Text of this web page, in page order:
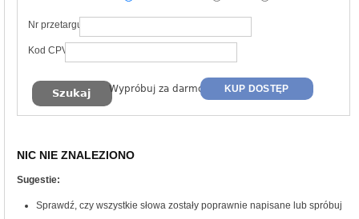
Nr przetargu
Kod CPV
Wypróbuj za darmo KUP DOSTĘP
NIC NIE ZNALEZIONO
Sugestie:
Sprawdź, czy wszystkie słowa zostały poprawnie napisane lub spróbuj